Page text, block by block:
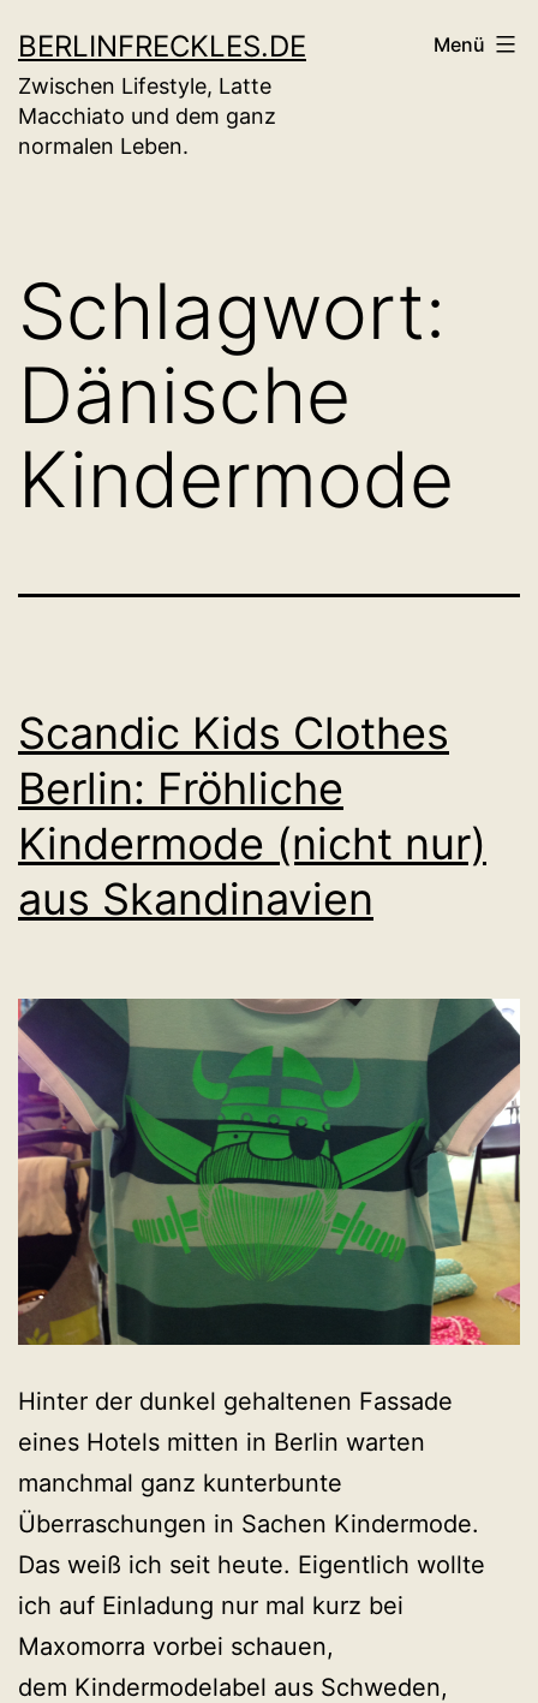
Inhalt
springen
BERLINFRECKLES.DE
Zwischen Lifestyle, Latte
Macchiato und dem ganz
normalen Leben.
Menü
Schlagwort:
Dänische
Kindermode
Scandic Kids Clothes
Berlin: Fröhliche
Kindermode (nicht nur)
aus Skandinavien
Hinter der dunkel gehaltenen Fassade
eines Hotels mitten in Berlin warten
manchmal ganz kunterbunte
Überraschungen in Sachen Kindermode.
Das weiß ich seit heute. Eigentlich wollte
ich auf Einladung nur mal kurz bei
Maxomorra vorbei schauen,
dem Kindermodelabel aus Schweden,